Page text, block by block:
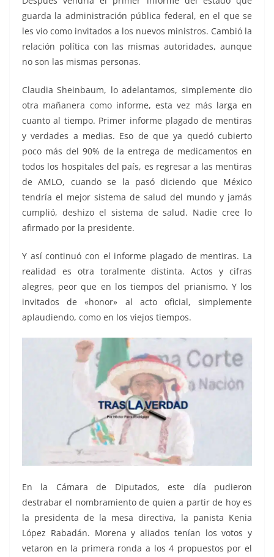
guarda la administración pública federal, en el que se
les vio como invitados a los nuevos ministros. Cambió la
relación política con las mismas autoridades, aunque
no son las mismas personas.
Claudia Sheinbaum, lo adelantamos, simplemente dio
otra mañanera como informe, esta vez más larga en
cuanto al tiempo. Primer informe plagado de mentiras
y verdades a medias. Eso de que ya quedó cubierto
poco más del 90% de la entrega de medicamentos en
todos los hospitales del país, es regresar a las mentiras
de AMLO, cuando se la pasó diciendo que México
tendría el mejor sistema de salud del mundo y jamás
cumplió, deshizo el sistema de salud. Nadie cree lo
afirmado por la presidente.
Y así continuó con el informe plagado de mentiras. La
realidad es otra toralmente distinta. Actos y cifras
alegres, peor que en los tiempos del prianismo. Y los
invitados de «honor» al acto oficial, simplemente
aplaudiendo, como en los viejos tiempos.
En la Cámara de Diputados, este día pudieron
destrabar el nombramiento de quien a partir de hoy es
la presidenta de la mesa directiva, la panista Kenia
López Rabadán. Morena y aliados tenían los votos y
vetaron en la primera ronda a los 4 propuestos por el